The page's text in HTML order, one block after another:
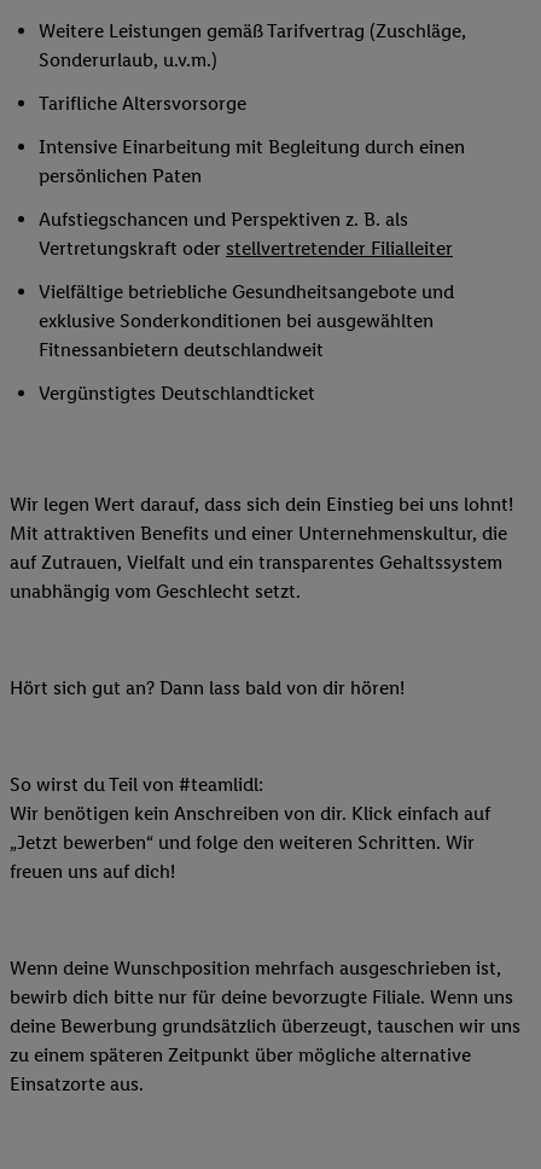
Weitere Leistungen gemäß Tarifvertrag (Zuschläge,
Sonderurlaub, u.v.m.)
Tarifliche Altersvorsorge
Intensive Einarbeitung mit Begleitung durch einen
persönlichen Paten
Aufstiegschancen und Perspektiven z. B. als
Vertretungskraft oder stellvertretender Filialleiter
Vielfältige betriebliche Gesundheitsangebote und
exklusive Sonderkonditionen bei ausgewählten
Fitnessanbietern deutschlandweit
Vergünstigtes Deutschlandticket
Wir legen Wert darauf, dass sich dein Einstieg bei uns lohnt!
Mit attraktiven Benefits und einer Unternehmenskultur, die
auf Zutrauen, Vielfalt und ein transparentes Gehaltssystem
unabhängig vom Geschlecht setzt.
Hört sich gut an? Dann lass bald von dir hören!
So wirst du Teil von #teamlidl:
Wir benötigen kein Anschreiben von dir. Klick einfach auf
„Jetzt bewerben“ und folge den weiteren Schritten. Wir
freuen uns auf dich!
Wenn deine Wunschposition mehrfach ausgeschrieben ist,
bewirb dich bitte nur für deine bevorzugte Filiale. Wenn uns
deine Bewerbung grundsätzlich überzeugt, tauschen wir uns
zu einem späteren Zeitpunkt über mögliche alternative
Einsatzorte aus.